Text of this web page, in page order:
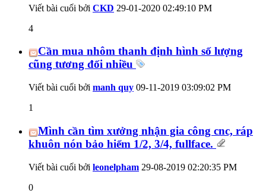
Viết bài cuối bởi CKD 29-01-2020 02:49:10 PM
4
Cần mua nhôm thanh định hình số lượng
cũng tương đối nhiều
Viết bài cuối bởi manh quy 09-11-2019 03:09:02 PM
1
Mình cần tìm xưởng nhận gia công cnc, ráp
khuôn nón bảo hiểm 1/2, 3/4, fullface.
Viết bài cuối bởi leonelpham 29-08-2019 02:20:35 PM
0